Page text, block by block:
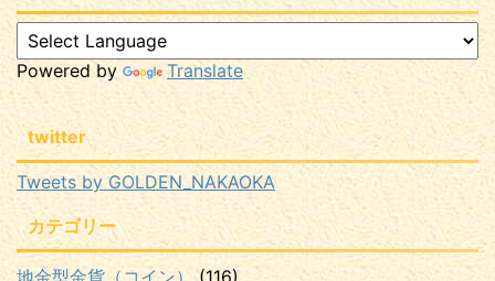
Powered by Translate
twitter
Tweets by GOLDEN_NAKAOKA
カテゴリー
地金型金貨（コイン） (116)